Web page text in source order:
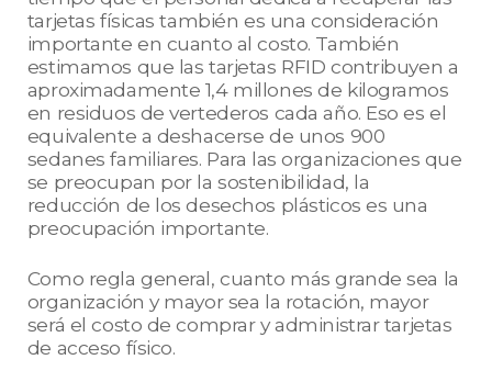
tarjetas físicas también es una consideración
importante en cuanto al costo. También
estimamos que las tarjetas RFID contribuyen a
aproximadamente 1,4 millones de kilogramos
en residuos de vertederos cada año. Eso es el
equivalente a deshacerse de unos 900
sedanes familiares. Para las organizaciones que
se preocupan por la sostenibilidad, la
reducción de los desechos plásticos es una
preocupación importante.
Como regla general, cuanto más grande sea la
organización y mayor sea la rotación, mayor
será el costo de comprar y administrar tarjetas
de acceso físico.